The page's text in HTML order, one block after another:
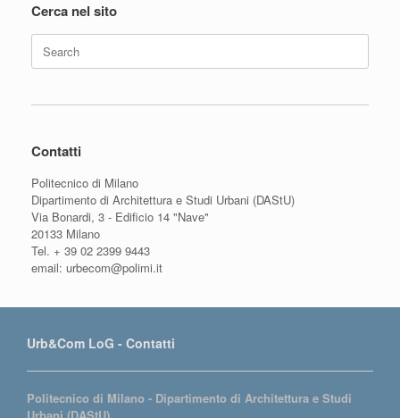
Cerca nel sito
Search
for:
Contatti
Politecnico di Milano
Dipartimento di Architettura e Studi Urbani (DAStU)
Via Bonardi, 3 - Edificio 14 "Nave"
20133 Milano
Tel. + 39 02 2399 9443
email: urbecom@polimi.it
Urb&Com LoG - Contatti
Politecnico di Milano - Dipartimento di Architettura e Studi
Urbani (DAStU)